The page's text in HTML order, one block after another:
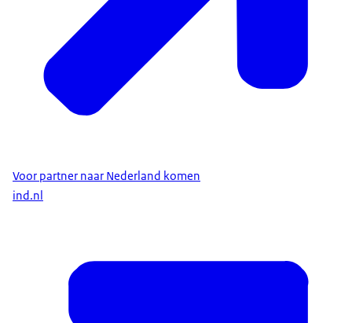
Voor partner naar Nederland komen
ind.nl